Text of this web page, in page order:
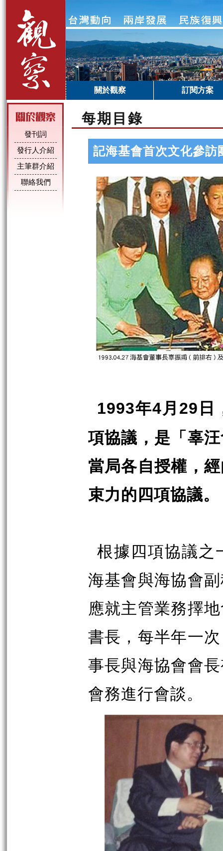
關於觀察 訂閱方案
發刊詞
發行人介紹
主筆群介紹
聯絡我們
每期目錄
記海基會首次文化參訪
1993年4月 29 日
項協議，是「辜
當局各自授權，
束力的四項協議。
根據四項協議之
海基會與海協會
應就主管業務擇
書長，每半年一
事長與海協會會
會務進行會談。